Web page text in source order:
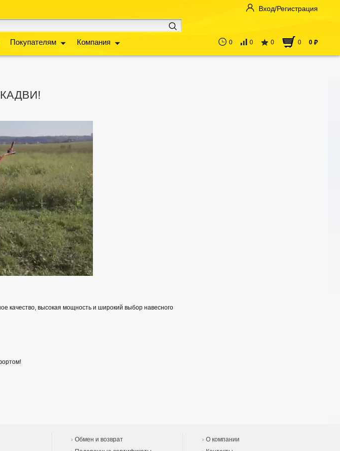
Покупателям Компания
Вход/Регистрация
0 0 0 0 0 руб
КАДВИ!
качество, высокая мощность и широкий выбор навесного
Обмен и возврат
О компании